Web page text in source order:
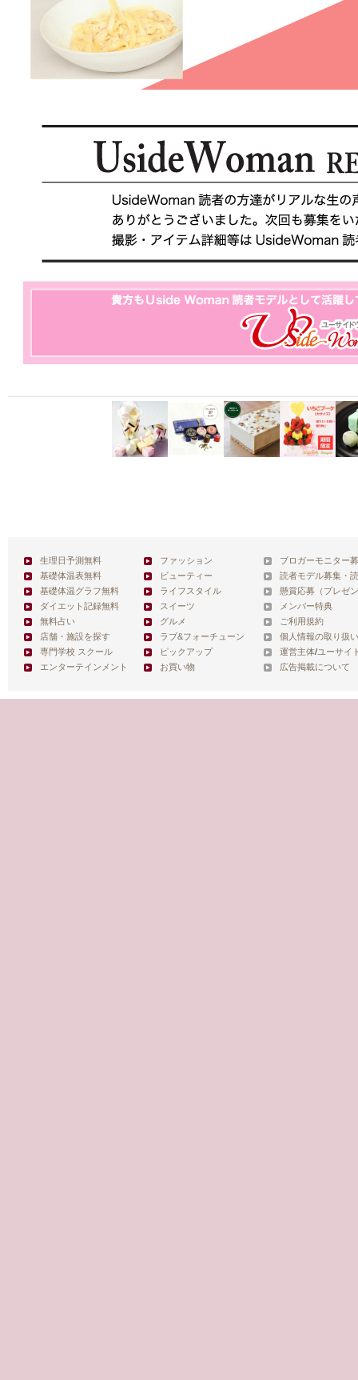
生理日予測無料
基礎体温表無料
基礎体温グラフ無料
ダイエット記録無料
無料占い
店舗・施設を探す
専門学校 スクール
エンターテインメント
ファッション
ビューティー
ライフスタイル
スイーツ
グルメ
ラブ&フォーチューン
ピックアップ
お買い物
ブロガーモニター
読者モデル募集・
懸賞応募（プレゼ
メンバー特典
ご利用規約
個人情報の取り扱
運営主体/ユーサイ
広告掲載について